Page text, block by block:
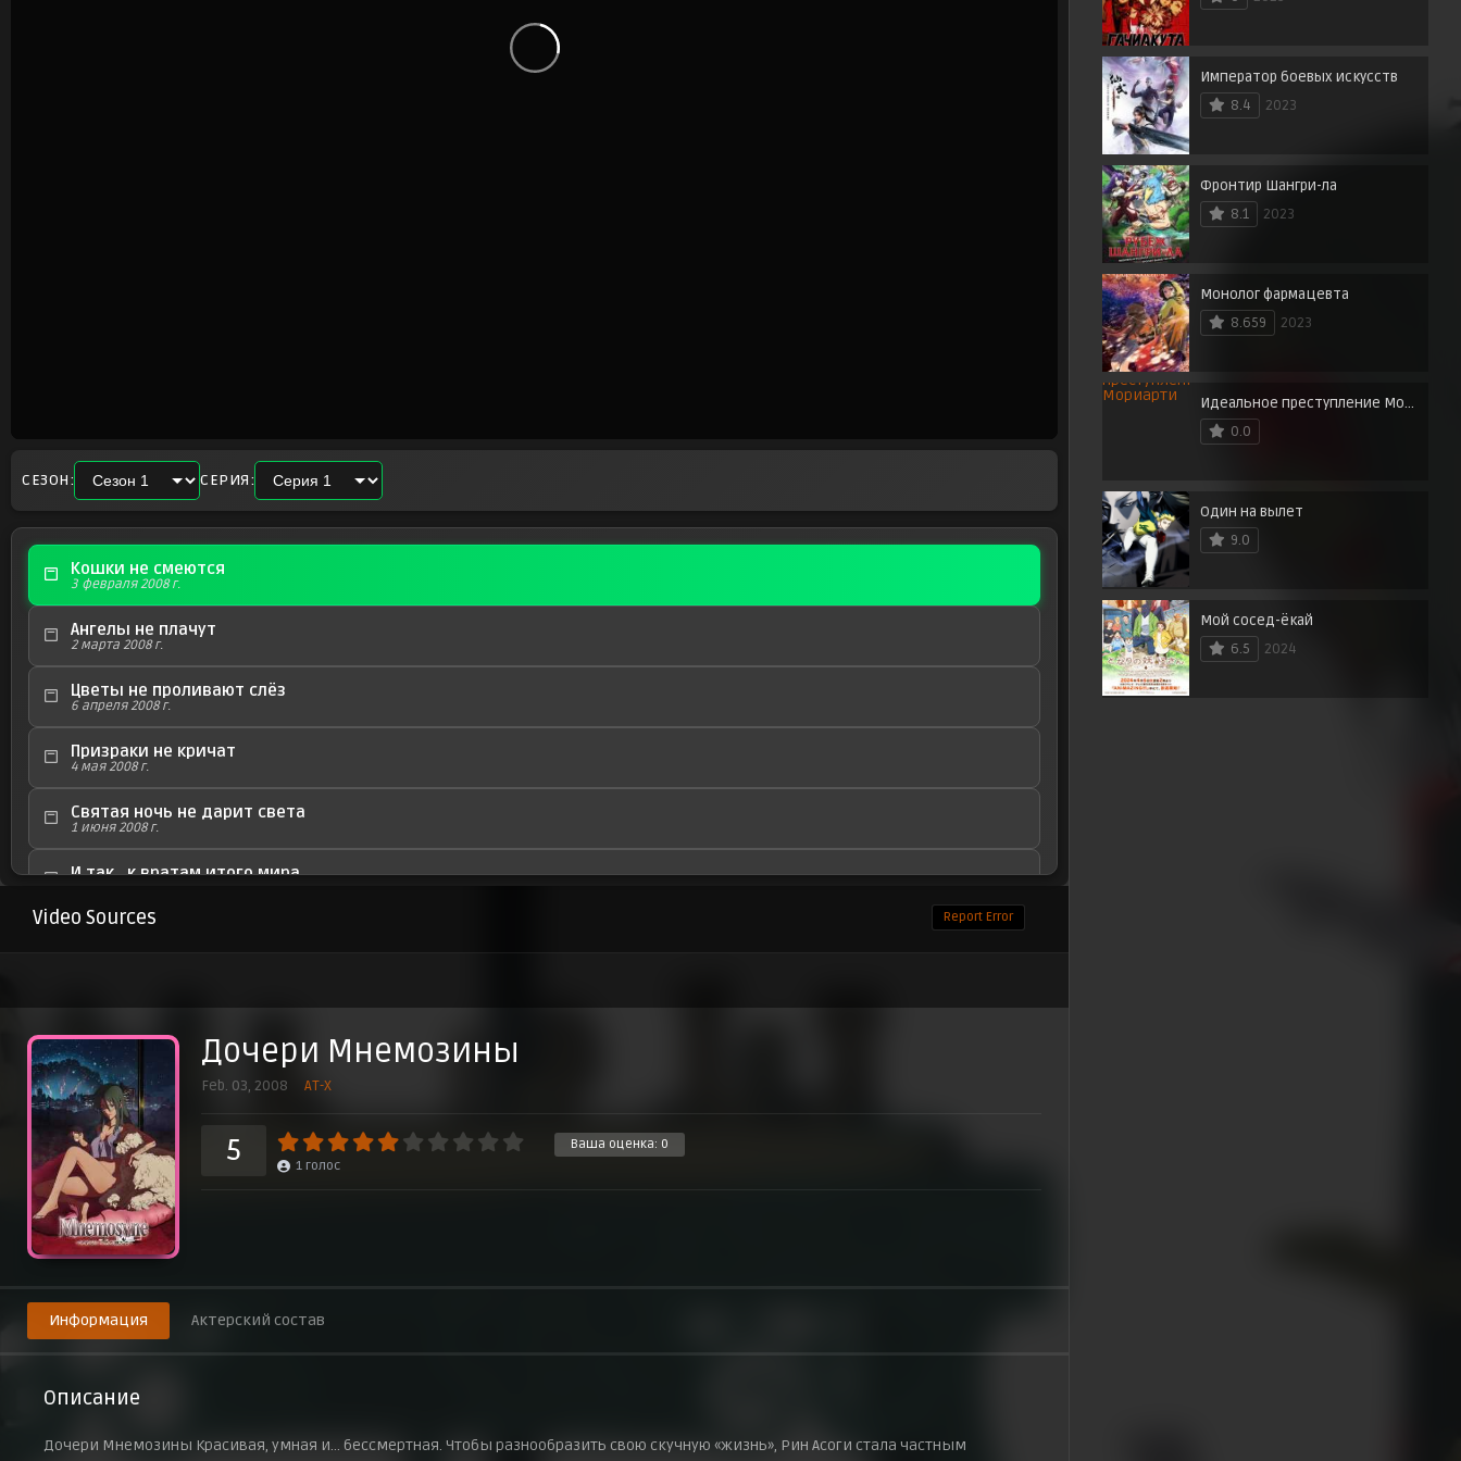
СЕЗОН: СЕРИЯ:
Кошки не смеются
3 февраля 2008 г.
Ангелы не плачут
2 марта 2008 г.
Цветы не проливают слёз
6 апреля 2008 г.
Призраки не кричат
4 мая 2008 г.
Святая ночь не дарит света
1 июня 2008 г.
И так , к вратам итого мира
Video Sources Report Error
Дочери Мнемозины
Feb. 03, 2008 AT-X
Ваша оценка: 0
5 1 голос
Информация Актерский состав
Описание
Дочери Мнемозины Красивая, умная и… бессмертная. Чтобы разнообразить свою скучную «жизнь», Рин Асоги стала частным
Император боевых искусств
8.4
2023
Фронтир Шангри-ла
8.1
2023
Монолог фармацевта
8.659
2023
Идеальное преступление Мориарти
0.0
Один на вылет
9.0
Мой сосед-ёкай
6.5
2024